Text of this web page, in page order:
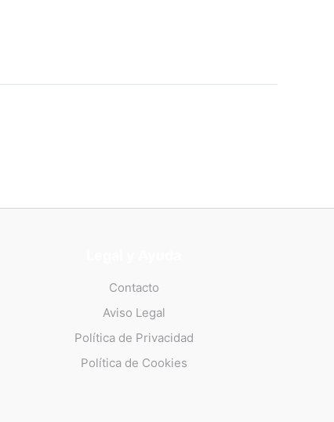
Contacto
Aviso Legal
Política de Privacidad
Política de Cookies